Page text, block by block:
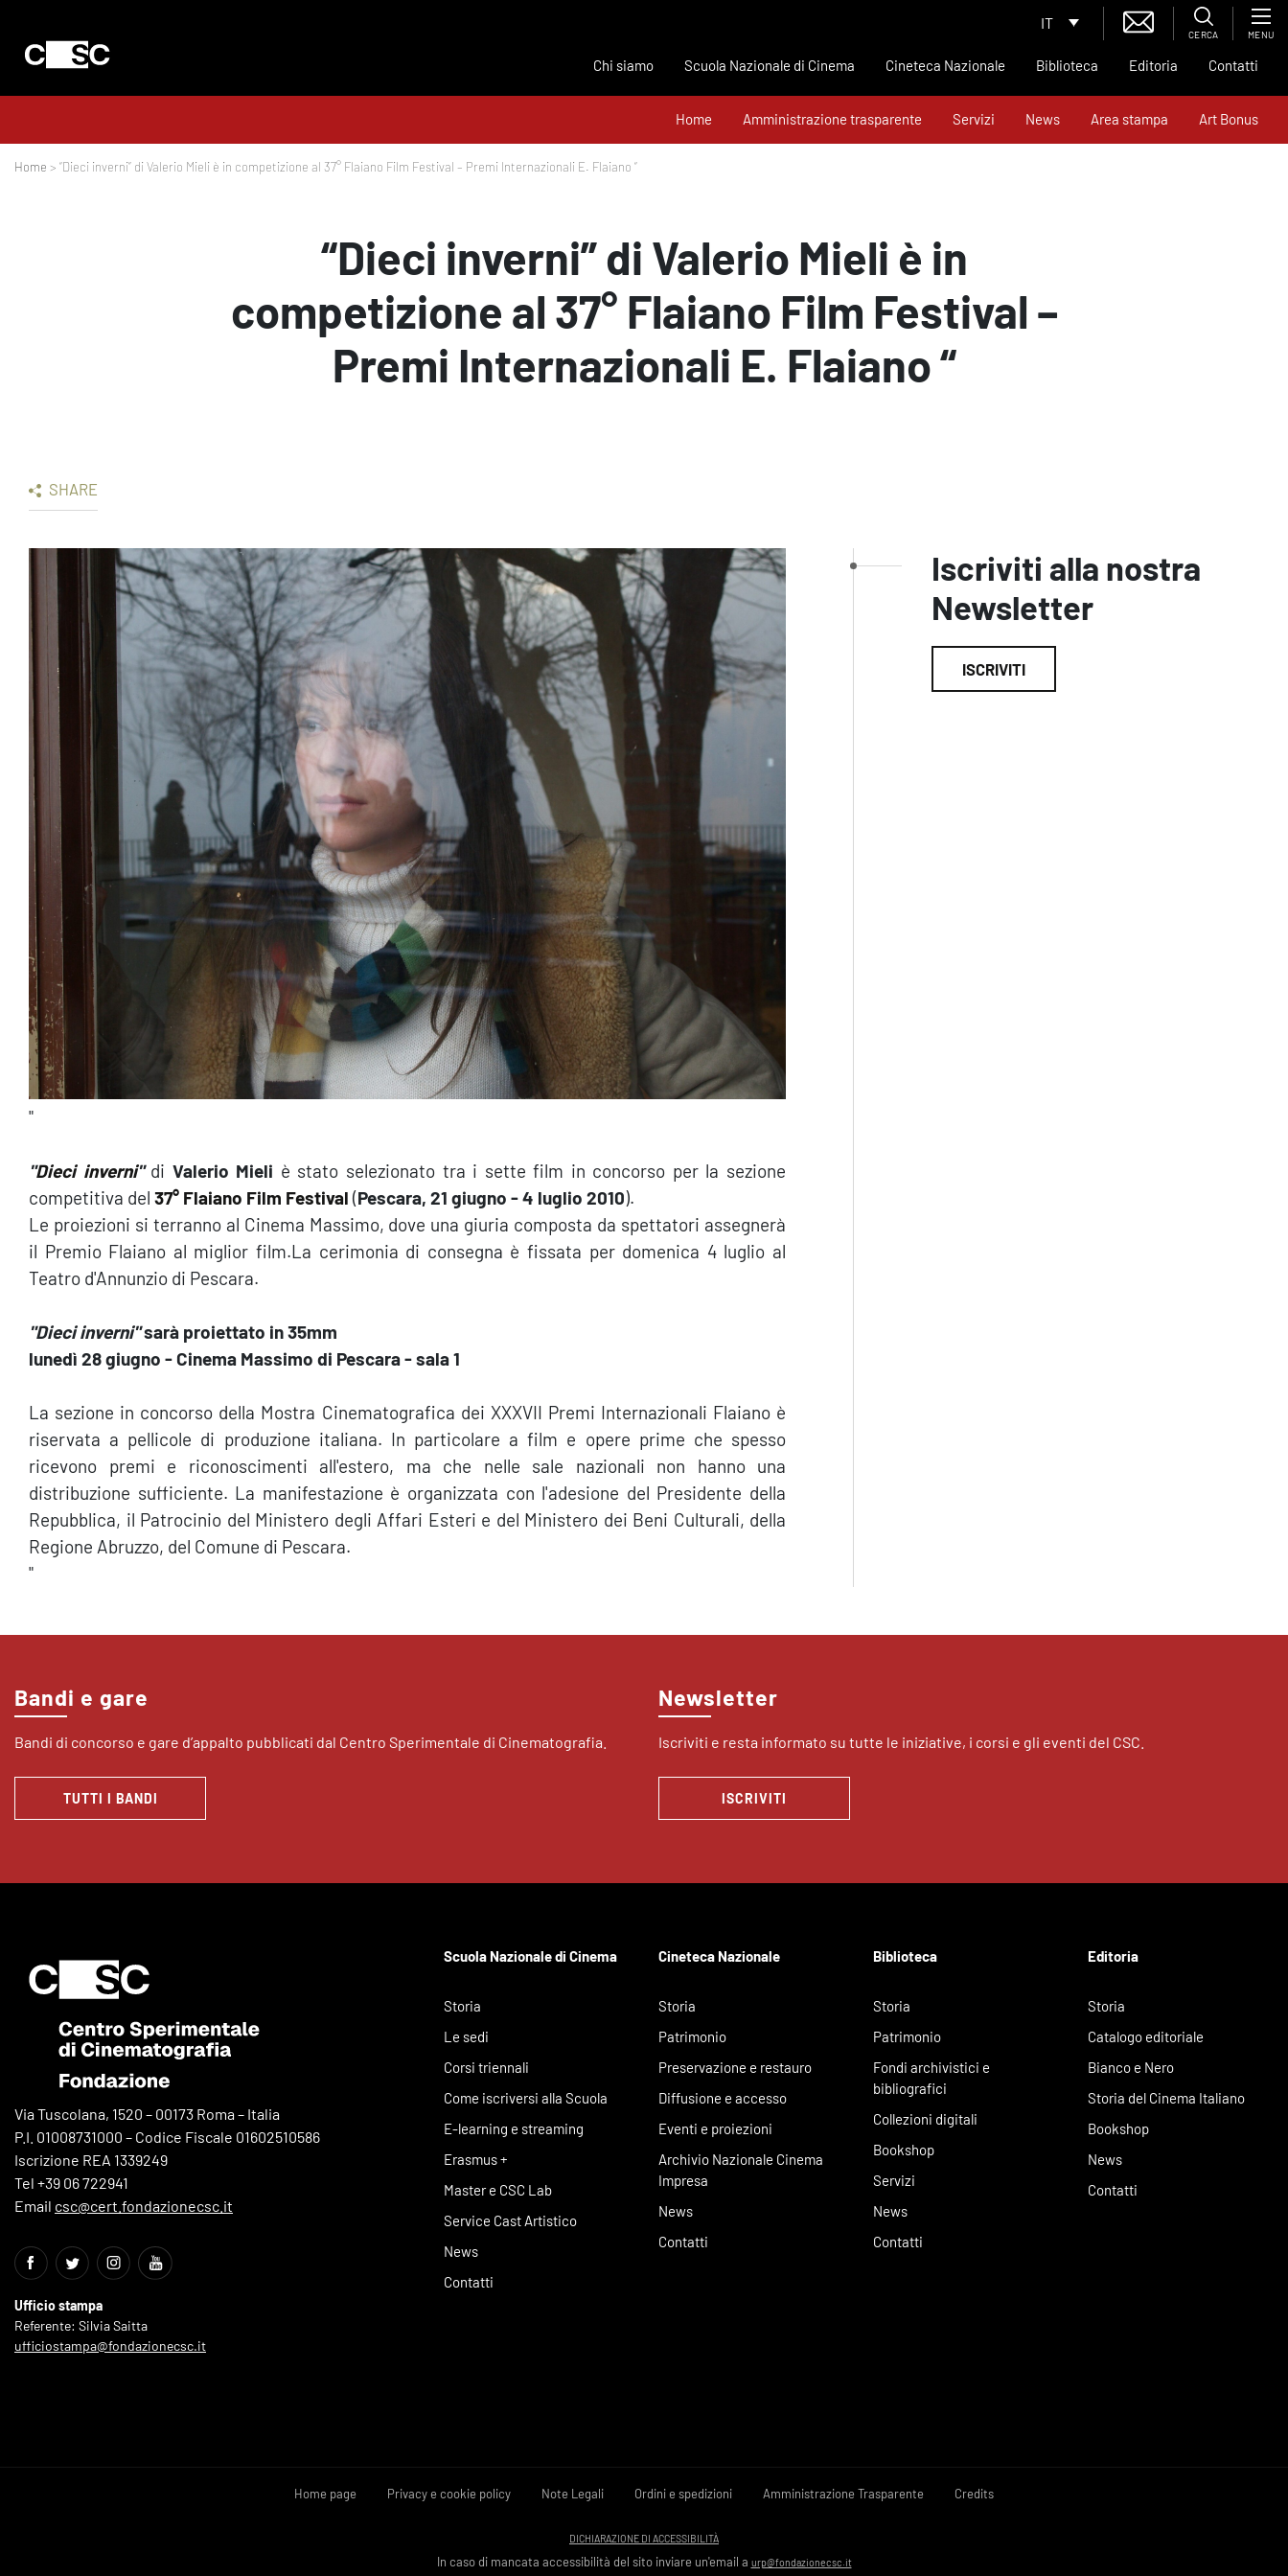
IT
CERCA MENU
Chi siamo Scuola Nazionale di Cinema Cineteca Nazionale Biblioteca Editoria Contatti
Home Amministrazione trasparente Servizi News Area stampa Art Bonus
Home > “Dieci inverni” di Valerio Mieli è in competizione al 37° Flaiano Film Festival – Premi Internazionali E. Flaiano “
“Dieci inverni” di Valerio Mieli è in
competizione al 37° Flaiano Film Festival –
Premi Internazionali E. Flaiano “
SHARE
"
"Dieci inverni"di Valerio Mieli è stato selezionato tra i sette film in concorso per la sezione
competitiva del 37° Flaiano Film Festival (Pescara, 21 giugno - 4 luglio 2010).
Le proiezioni si terranno al Cinema Massimo, dove una giuria composta da spettatori assegnerà
il Premio Flaiano al miglior film.La cerimonia di consegna è fissata per domenica 4 luglio al
Teatro d'Annunzio di Pescara.
"Dieci inverni"sarà proiettato in 35mm
lunedì 28 giugno - Cinema Massimo di Pescara - sala 1
La sezione in concorso della Mostra Cinematografica dei XXXVII Premi Internazionali Flaiano è
riservata a pellicole di produzione italiana. In particolare a film e opere prime che spesso
ricevono premi e riconoscimenti all'estero, ma che nelle sale nazionali non hanno una
distribuzione sufficiente. La manifestazione è organizzata con l'adesione del Presidente della
Repubblica, il Patrocinio del Ministero degli Affari Esteri e del Ministero dei Beni Culturali, della
Regione Abruzzo, del Comune di Pescara.
"
Iscriviti alla nostra
Newsletter
ISCRIVITI
Bandi e gare
Bandi di concorso e gare d’appalto pubblicati dal Centro Sperimentale di Cinematografia.
TUTTI I BANDI
Newsletter
Iscriviti e resta informato su tutte le iniziative, i corsi e gli eventi del CSC.
ISCRIVITI
Via Tuscolana, 1520 – 00173 Roma – Italia
P.I. 01008731000 – Codice Fiscale 01602510586
Iscrizione REA 1339249
Tel +39 06 722941
Email csc@cert.fondazionecsc.it
Ufficio stampa
Referente: Silvia Saitta
ufficiostampa@fondazionecsc.it
Scuola Nazionale di Cinema
Storia
Le sedi
Corsi triennali
Come iscriversi alla Scuola
E-learning e streaming
Erasmus +
Master e CSC Lab
Service Cast Artistico
News
Contatti
Cineteca Nazionale
Storia
Patrimonio
Preservazione e restauro
Diffusione e accesso
Eventi e proiezioni
Archivio Nazionale Cinema
Impresa
News
Contatti
Biblioteca
Storia
Patrimonio
Fondi archivistici e
bibliografici
Collezioni digitali
Bookshop
Servizi
News
Contatti
Editoria
Storia
Catalogo editoriale
Bianco e Nero
Storia del Cinema Italiano
Bookshop
News
Contatti
Home page Privacy e cookie policy Note Legali Ordini e spedizioni Amministrazione Trasparente Credits
DICHIARAZIONE DI ACCESSIBILITÀ
In caso di mancata accessibilità del sito inviare un'email a urp@fondazionecsc.it